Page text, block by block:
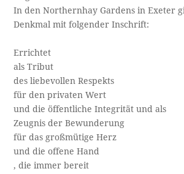
In den Northernhay Gardens in Exeter
Denkmal mit folgender Inschrift:
Errichtet
als Tribut
des liebevollen Respekts
für den privaten Wert
und die öffentliche Integrität und als
Zeugnis der Bewunderung
für das großmütige Herz
und die offene Hand
, die immer bereit